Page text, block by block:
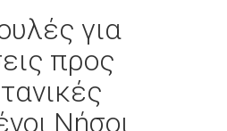
για
προς
Νήσοι